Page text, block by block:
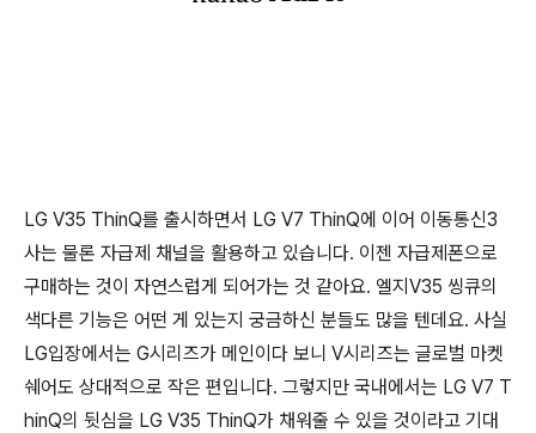
LG V35 ThinQ를 출시하면서 LG V7 ThinQ에 이어 이동통신3
사는 물론 자급제 채널을 활용하고 있습니다. 이젠 자급제폰으로
구매하는 것이 자연스럽게 되어가는 것 같아요. 엘지V35 씽큐의
색다른 기능은 어떤 게 있는지 궁금하신 분들도 많을 텐데요. 사실
LG입장에서는 G시리즈가 메인이다 보니 V시리즈는 글로벌 마켓
쉐어도 상대적으로 작은 편입니다. 그렇지만 국내에서는 LG V7 T
hinQ의 뒷심을 LG V35 ThinQ가 채워줄 수 있을 것이라고 기대